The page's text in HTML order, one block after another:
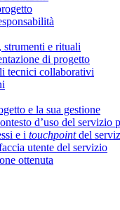
strumenti e rituali
di progetto
tecnici collaborativi
e la sua gestione
d’uso del servizio
e i touchpointdel
utente del servizio
ottenuta